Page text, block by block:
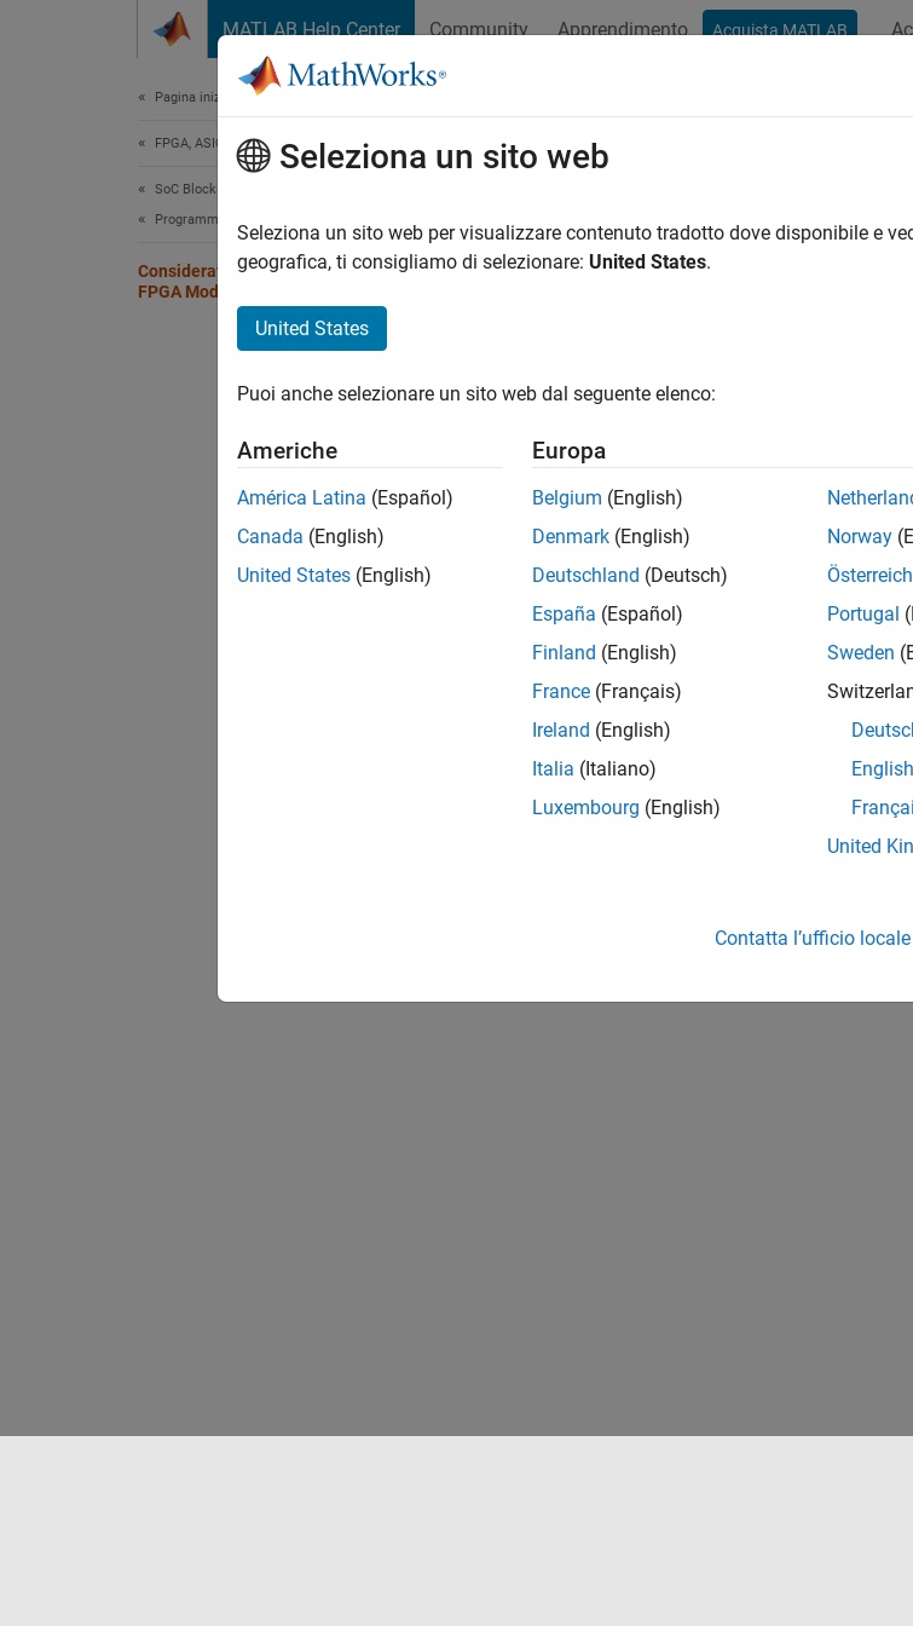
MATLAB Help Center Community Apprendimento Acquista MATLAB
Pagina iniziale della documentazione
FPGA, ASIC, and SoC Development
SoC Blockset
Programmable Logic
Considerations for Multiple IPs in
FPGA Model
Considerations for Multiple
When your FPGA model includes more than one
use a connector model to connect your blocks.
Seleziona un sito web
Seleziona un sito web per visualizzare contenuto tradotto dove disponibile e
geografica, ti consigliamo di selezionare: United States.
United States
Puoi anche selezionare un sito web dal seguente elenco:
Americhe
América Latina (Español)
Canada (English)
United States (English)
Europa
Belgium (English)
Denmark (English)
Deutschland (Deutsch)
España (Español)
Finland (English)
France (Français)
Ireland (English)
Italia (Italiano)
Luxembourg (English)
Norway
Österreich
Portugal
Sweden
English
United
Contatta l’ufficio locale